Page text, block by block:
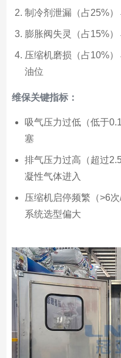
制冷剂泄漏（占25%
膨胀阀失灵（占15%
压缩机磨损（占10%
油位
维保关键指标：
吸气压力过低（低于
塞
排气压力过高（超过
凝性气体进入
压缩机启停频繁（>6
系统选型偏大